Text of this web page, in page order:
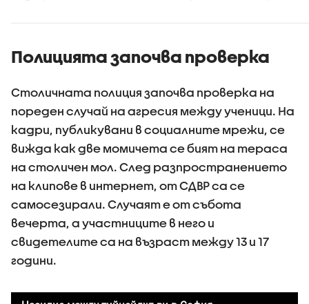
Полицията започва проверка
Столичната полиция започва проверка на
пореден случай на агресия между ученици. На
кадри, публикувани в социалните мрежи, се
вижда как две момичета се бият на тераса
на столичен мол. След разпространението
на клипове в интернет, от СДВР са се
самосезирали. Случаят е от събота
вечерта, а участниците в него и
свидетелите са на възраст между 13 и 17
години.